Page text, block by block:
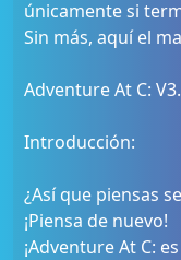
únicamente si
Sin más, aquí el
Adventure At C:
Introducción:
¿Así que piensas
¡Piensa de nuevo!
¡Adventure At C: